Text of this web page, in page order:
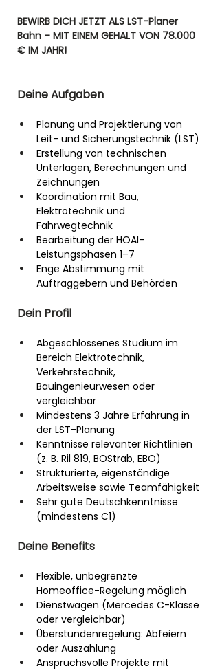
BEWIRB DICH JETZT ALS LST-Planer
Bahn – MIT EINEM GEHALT VON 78.000
€ IM JAHR!
Deine Aufgaben
Planung und Projektierung von
Leit- und Sicherungstechnik (LST)
Erstellung von technischen
Unterlagen, Berechnungen und
Zeichnungen
Koordination mit Bau,
Elektrotechnik und
Fahrwegtechnik
Bearbeitung der HOAI-
Leistungsphasen 1–7
Enge Abstimmung mit
Auftraggebern und Behörden
Dein Profil
Abgeschlossenes Studium im
Bereich Elektrotechnik,
Verkehrstechnik,
Bauingenieurwesen oder
vergleichbar
Mindestens 3 Jahre Erfahrung in
der LST-Planung
Kenntnisse relevanter Richtlinien
(z. B. Ril 819, BOStrab, EBO)
Strukturierte, eigenständige
Arbeitsweise sowie Teamfähigkeit
Sehr gute Deutschkenntnisse
(mindestens C1)
Deine Benefits
Flexible, unbegrenzte
Homeoffice-Regelung möglich
Dienstwagen (Mercedes C-Klasse
oder vergleichbar)
Überstundenregelung: Abfeiern
oder Auszahlung
Anspruchsvolle Projekte mit